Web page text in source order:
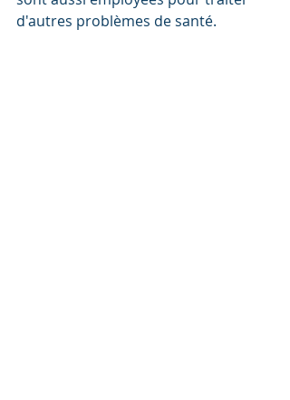
d'autres problèmes de santé.